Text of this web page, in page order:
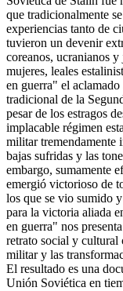
que tradicionalmente
experiencias tanto de
tuvieron un devenir
coreanos, ucranianos
mujeres, leales
en guerra" el
tradicional de la
pesar de los estragos
implacable régimen
militar tremendamente
bajas sufridas y las
embargo, sumamente
emergió victorioso de
los que se vio sumido
para la victoria aliada
en guerra" nos
retrato social y cultural
militar y las
El resultado es una
Unión Soviética en